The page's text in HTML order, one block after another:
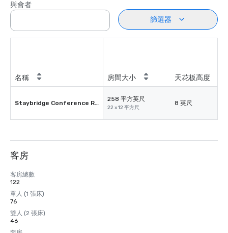
與會者
篩選器
名稱 房間大小 天花板高度
Staybridge Conference Room
258 平方英尺
22 x 12 平方尺
8 英尺
客房
客房總數
122
單人 (1 張床)
76
雙人 (2 張床)
46